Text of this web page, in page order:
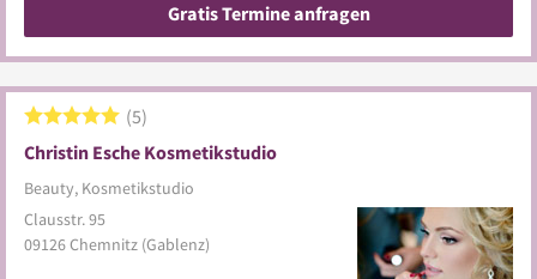
Gratis Termine anfragen
Christin Esche Kosmetikstudio
Beauty, Kosmetikstudio
5
Clausstr. 95
09126Chemnitz (Gablenz)